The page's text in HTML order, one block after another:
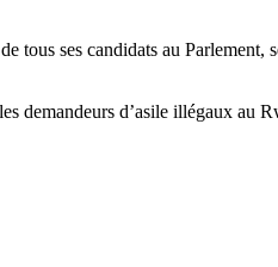
tous ses candidats au Parlement,
demandeurs d’asile illégaux au